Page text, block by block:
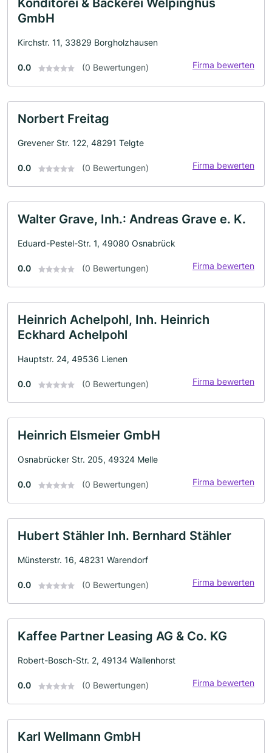
Konditorei & Bäckerei Welpinghus
GmbH
Kirchstr. 11, 33829 Borgholzhausen
0.0 (0 Bewertungen) Firma bewerten
Norbert Freitag
Grevener Str. 122, 48291 Telgte
0.0 (0 Bewertungen) Firma bewerten
Walter Grave, Inh.: Andreas Grave e. K.
Eduard-Pestel-Str. 1, 49080 Osnabrück
0.0 (0 Bewertungen) Firma bewerten
Heinrich Achelpohl, Inh. Heinrich
Eckhard Achelpohl
Hauptstr. 24, 49536 Lienen
0.0 (0 Bewertungen) Firma bewerten
Heinrich Elsmeier GmbH
Osnabrücker Str. 205, 49324 Melle
0.0 (0 Bewertungen) Firma bewerten
Hubert Stähler Inh. Bernhard Stähler
Münsterstr. 16, 48231 Warendorf
0.0 (0 Bewertungen) Firma bewerten
Kaffee Partner Leasing AG & Co. KG
Robert-Bosch-Str. 2, 49134 Wallenhorst
0.0 (0 Bewertungen) Firma bewerten
Karl Wellmann GmbH